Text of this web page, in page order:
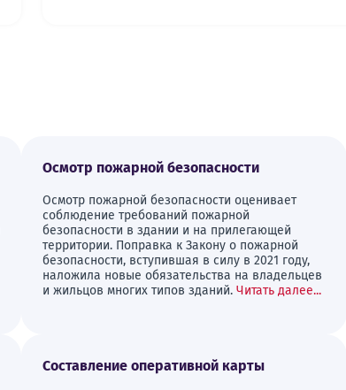
Осмотр пожарной безопасности
Осмотр пожарной безопасности оценивает
соблюдение требований пожарной
безопасности в здании и на прилегающей
территории. Поправка к Закону о пожарной
безопасности, вступившая в силу в 2021 году,
наложила новые обязательства на владельцев
и жильцов многих типов зданий. Читать далее...
Составление оперативной карты